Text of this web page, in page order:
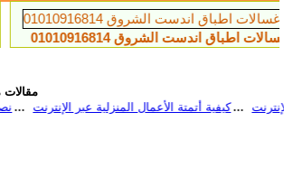
سعر تكييف ميديا 1.5 01010916814
مقالات
كيفية أتمتة